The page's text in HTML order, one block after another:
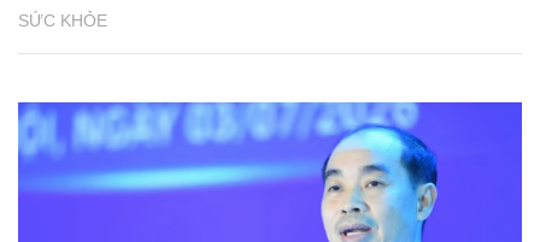
SỨC KHỎE